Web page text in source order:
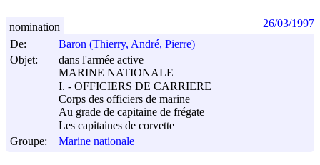
De:
Baron (Thierry, André, Pierre)
Objet:
dans l'armée active
MARINE NATIONALE
I. - OFFICIERS DE CARRIERE
Corps des officiers de marine
Au grade de capitaine de frégate
Les capitaines de corvette
Groupe:
Marine nationale
nomination 26/03/1997